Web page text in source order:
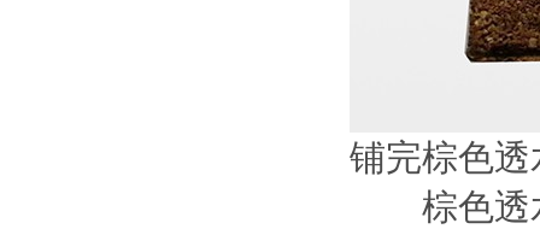
铺完棕色
棕色透水